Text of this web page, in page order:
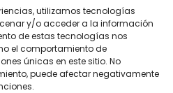
utilizamos tecnologías
y/o acceder a la información
de estas tecnologías nos
el comportamiento de
únicas en este sitio. No
puede afectar negativamente
948 074 848
YouTube